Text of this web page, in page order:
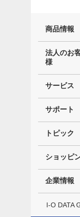
商品情報
法人のお
様
サービス
サポート
トピック
ショッピ
企業情報
I-O DATA